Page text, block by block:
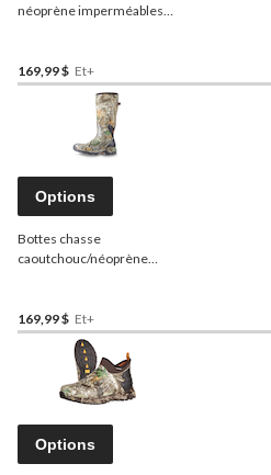
néoprène imperméables
169,99 $ Et+
Options
Bottes chasse
caoutchouc/néoprène
169,99 $ Et+
Options